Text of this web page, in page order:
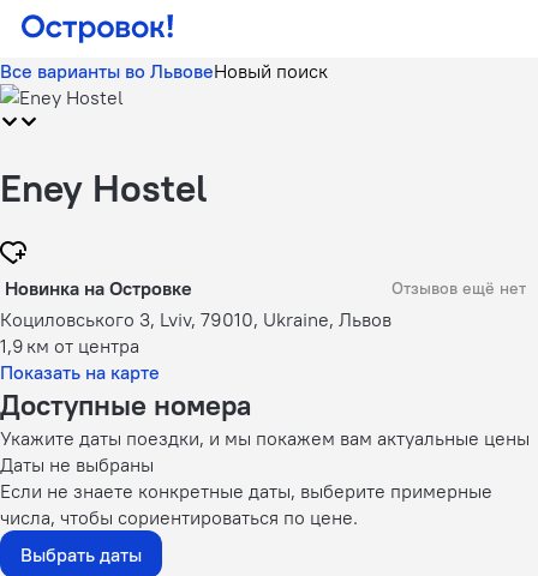
Все варианты во ЛьвовеНовый поиск
Eney Hostel
Новинка на Островке Отзывов ещё нет
Коциловського 3, Lviv, 79010, Ukraine, Львов
1,9 км от центра
Показать на карте
Доступные номера
Укажите даты поездки, и мы покажем вам актуальные цены
Даты не выбраны
Если не знаете конкретные даты, выберите примерные
числа, чтобы сориентироваться по цене.
Выбрать даты